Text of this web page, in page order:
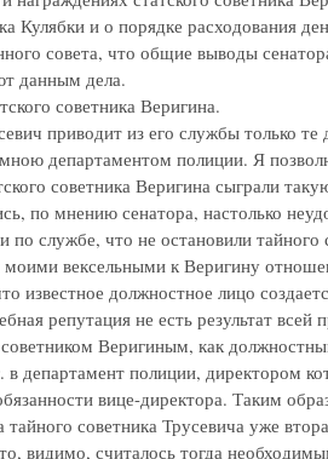
Кулябки и о порядке расходования
совета, что общие выводы
данным дела.
советника Веригина.
приводит из его службы только
департаментом полиции. Я
советника Веригина сыграли
по мнению сенатора, настолько
службе, что не остановили тайного
моими вексельными к Веригину
известное должностное лицо
репутация не есть результат
Веригиным, как
в департамент полиции, директором
вице-директора. Таким
тайного советника Трусевича уже
видимо, считалось тогда